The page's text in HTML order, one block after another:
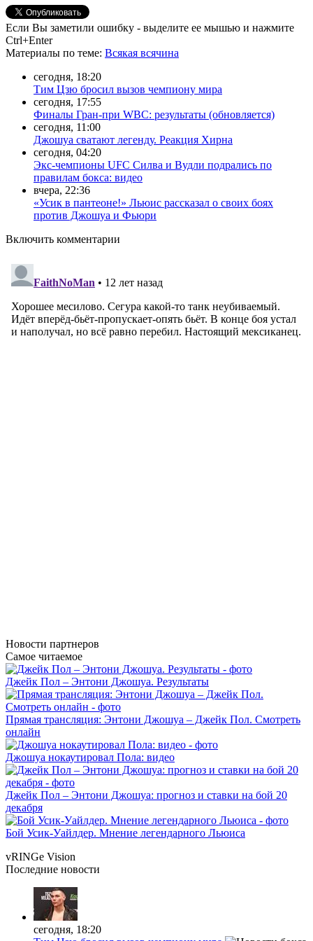
Если Вы заметили ошибку - выделите ее мышью и нажмите
Ctrl+Enter
Материалы по теме: Всякая всячина
сегодня, 18:20
Тим Цзю бросил вызов чемпиону мира
сегодня, 17:55
Финалы Гран-при WBC: результаты (обновляется)
сегодня, 11:00
Джошуа сватают легенду. Реакция Хирна
сегодня, 04:20
Экс-чемпионы UFC Силва и Вудли подрались по
правилам бокса: видео
вчера, 22:36
«Усик в пантеоне!» Льюис рассказал о своих боях
против Джошуа и Фьюри
Включить комментарии
Новости партнеров
Самое читаемое
Джейк Пол – Энтони Джошуа. Результаты
Прямая трансляция: Энтони Джошуа – Джейк Пол. Смотреть
онлайн
Джошуа нокаутировал Пола: видео
Джейк Пол – Энтони Джошуа: прогноз и ставки на бой 20
декабря
Бой Усик-Уайлдер. Мнение легендарного Льюиса
vRINGe Vision
Последние новости
сегодня, 18:20